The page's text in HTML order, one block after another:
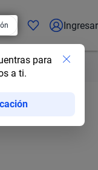
Ingresar
para
a ti.